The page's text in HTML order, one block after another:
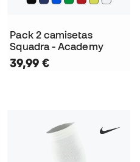
Pack 2 camisetas
Squadra - Academy
39,99 €